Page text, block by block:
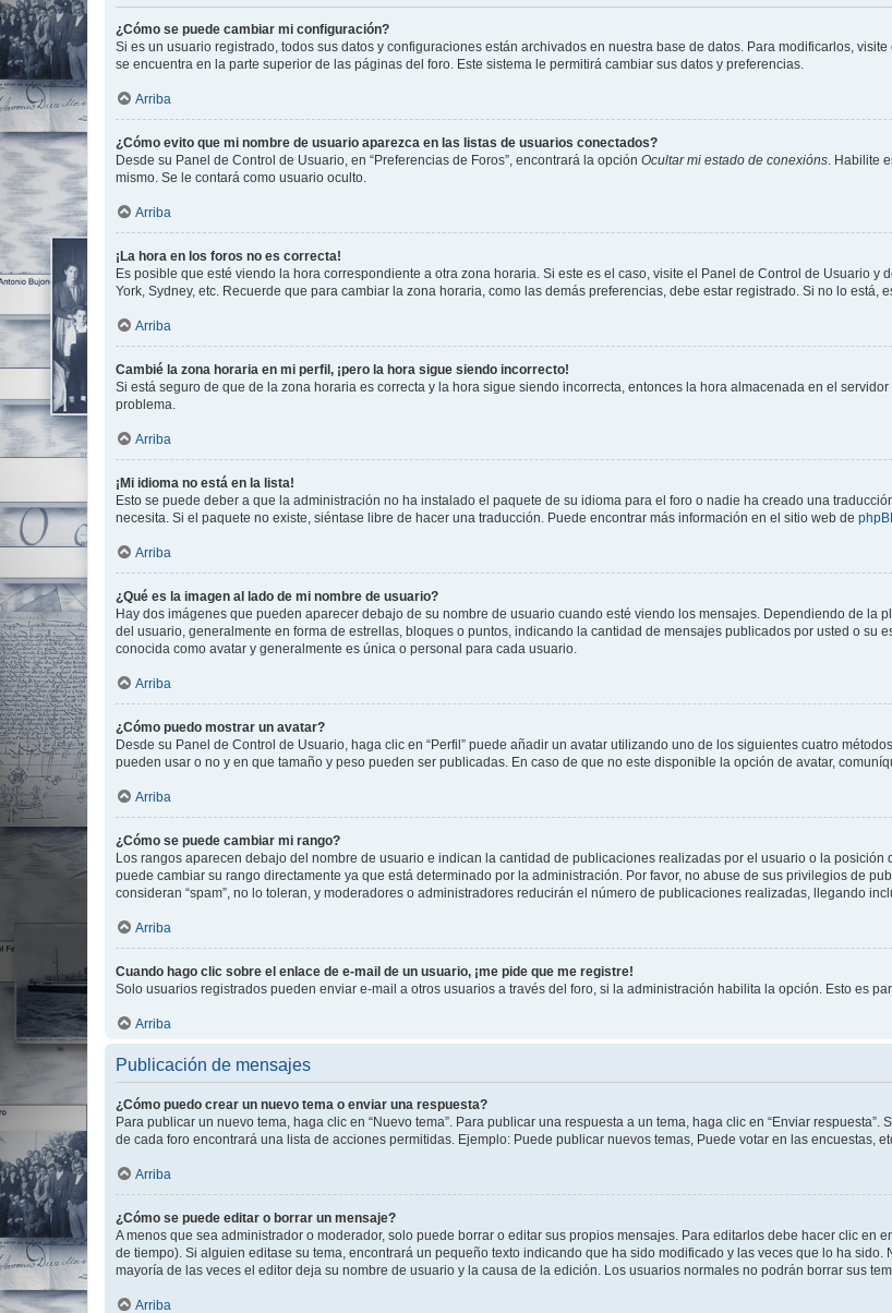
¿Cómo se puede cambiar mi configuración?
Si es un usuario registrado, todos sus datos y configuraciones están archivados en nuestra base de datos. Para modificarlos,
se encuentra en la parte superior de las páginas del foro. Este sistema le permitirá cambiar sus datos y preferencias.
Arriba
¿Cómo evito que mi nombre de usuario aparezca en las listas de usuarios conectados?
Desde su Panel de Control de Usuario, en “Preferencias de Foros”, encontrará la opción Ocultar mi estado de conexións. Habilite
mismo. Se le contará como usuario oculto.
Arriba
¡La hora en los foros no es correcta!
Es posible que esté viendo la hora correspondiente a otra zona horaria. Si este es el caso, visite el Panel de Control de Usuario
York, Sydney, etc. Recuerde que para cambiar la zona horaria, como las demás preferencias, debe estar registrado. Si no lo está,
Arriba
Cambié la zona horaria en mi perfil, ¡pero la hora sigue siendo incorrecto!
Si está seguro de que de la zona horaria es correcta y la hora sigue siendo incorrecta, entonces la hora almacenada en el
problema.
Arriba
¡Mi idioma no está en la lista!
Esto se puede deber a que la administración no ha instalado el paquete de su idioma para el foro o nadie ha creado una
necesita. Si el paquete no existe, siéntase libre de hacer una traducción. Puede encontrar más información en el sitio web de
Arriba
¿Qué es la imagen al lado de mi nombre de usuario?
Hay dos imágenes que pueden aparecer debajo de su nombre de usuario cuando esté viendo los mensajes. Dependiendo de la
del usuario, generalmente en forma de estrellas, bloques o puntos, indicando la cantidad de mensajes publicados por usted o su
conocida como avatar y generalmente es única o personal para cada usuario.
Arriba
¿Cómo puedo mostrar un avatar?
Desde su Panel de Control de Usuario, haga clic en “Perfil” puede añadir un avatar utilizando uno de los siguientes cuatro
pueden usar o no y en que tamaño y peso pueden ser publicadas. En caso de que no este disponible la opción de avatar,
Arriba
¿Cómo se puede cambiar mi rango?
Los rangos aparecen debajo del nombre de usuario e indican la cantidad de publicaciones realizadas por el usuario o la
puede cambiar su rango directamente ya que está determinado por la administración. Por favor, no abuse de sus privilegios de
consideran “spam”, no lo toleran, y moderadores o administradores reducirán el número de publicaciones realizadas, llegando
Arriba
Cuando hago clic sobre el enlace de e-mail de un usuario, ¡me pide que me registre!
Solo usuarios registrados pueden enviar e-mail a otros usuarios a través del foro, si la administración habilita la opción. Esto es
Arriba
Publicación de mensajes
¿Cómo puedo crear un nuevo tema o enviar una respuesta?
Para publicar un nuevo tema, haga clic en “Nuevo tema”. Para publicar una respuesta a un tema, haga clic en “Enviar
de cada foro encontrará una lista de acciones permitidas. Ejemplo: Puede publicar nuevos temas, Puede votar en las encuestas,
Arriba
¿Cómo se puede editar o borrar un mensaje?
A menos que sea administrador o moderador, solo puede borrar o editar sus propios mensajes. Para editarlos debe hacer clic en
de tiempo). Si alguien editase su tema, encontrará un pequeño texto indicando que ha sido modificado y las veces que lo ha
mayoría de las veces el editor deja su nombre de usuario y la causa de la edición. Los usuarios normales no podrán borrar sus
Arriba